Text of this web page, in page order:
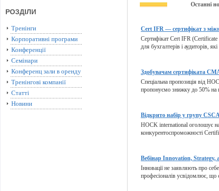
РОЗДІЛИ
Тренінги
Корпоративні програми
Конференції
Семінари
Конференц зали в оренду
Тренінгові компанії
Статті
Новини
Останні
Cert IFR — сертифікат з
Сертифікат Cert IFR
для бухгалтерів і аудиторів,
Здобувачам сертифіката
Спеціальна пропозиція від
пропонуємо знижку до 50% на
Відкрито набір у групу
HOCK international оголошує
конкурентоспроможності
Вебінар Innovation,
Інновації не заявляють про
професіоналів усвідомлює, що